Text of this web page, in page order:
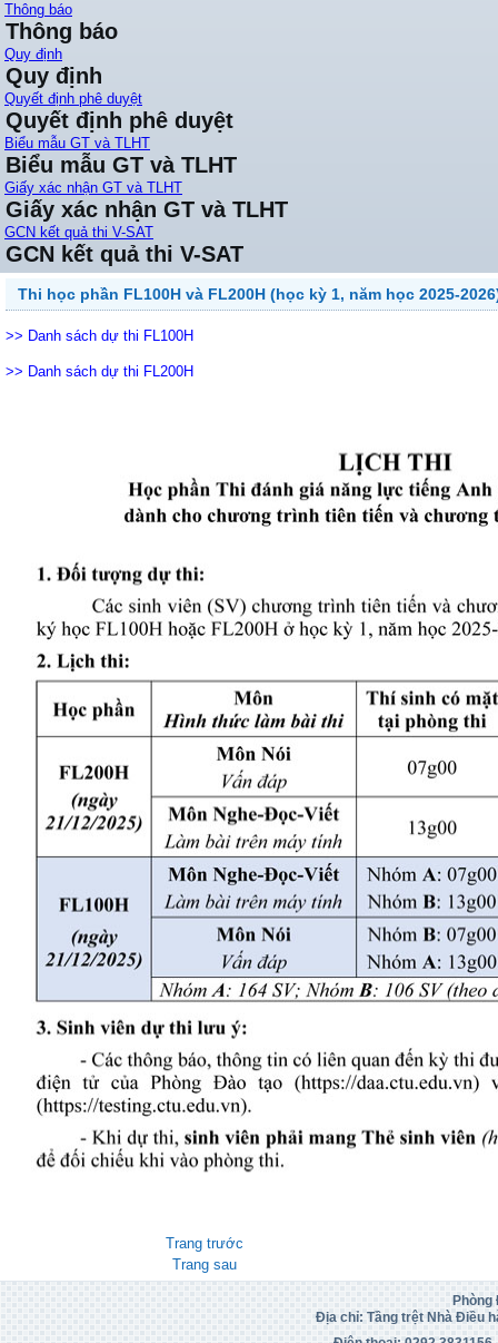
Thông báo
Thông báo
Quy định
Quy định
Quyết định phê duyệt
Quyết định phê duyệt
Biểu mẫu GT và TLHT
Biểu mẫu GT và TLHT
Giấy xác nhận GT và TLHT
Giấy xác nhận GT và TLHT
GCN kết quả thi V-SAT
GCN kết quả thi V-SAT
Thi học phần FL100H và FL200H (học kỳ 1, năm học 2025-
>> Danh sách dự thi FL100H
>> Danh sách dự thi FL200H
Trang trước
Trang sau
Phòng
Địa chỉ: Tầng trệt Nhà Điều